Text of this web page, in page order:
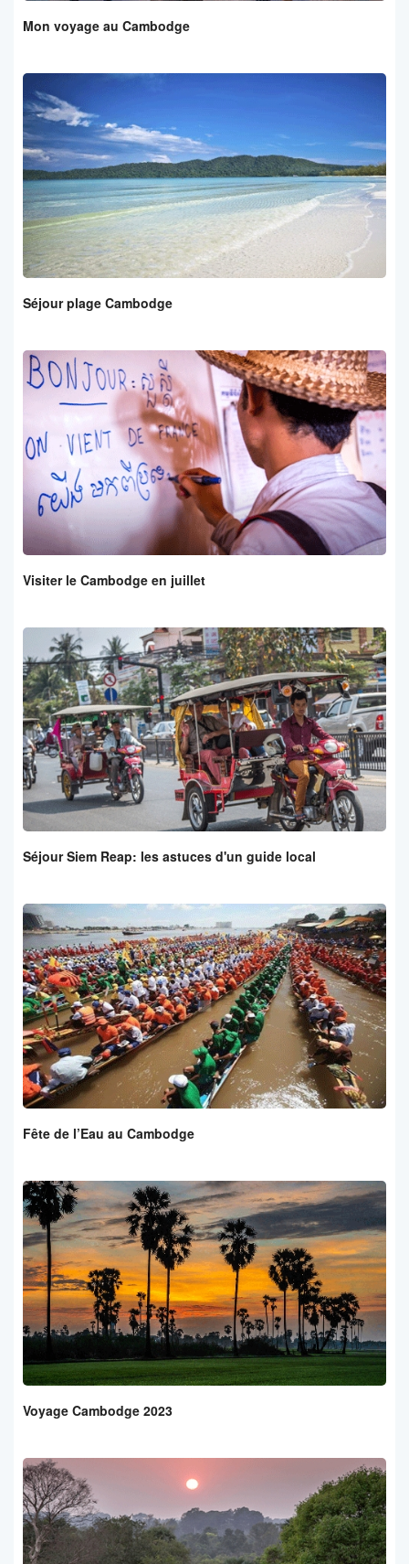
Mon voyage au Cambodge
Séjour plage Cambodge
Visiter le Cambodge en juillet
Séjour Siem Reap: les astuces d'un guide local
Fête de l’Eau au Cambodge
Voyage Cambodge 2023